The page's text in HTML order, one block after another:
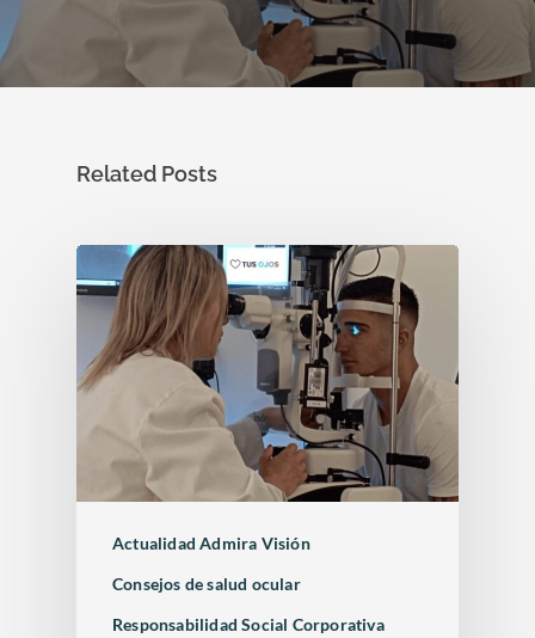
Related Posts
Actualidad Admira Visión
Consejos de salud ocular
Responsabilidad Social Corporativa